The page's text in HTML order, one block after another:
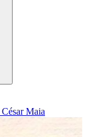
César Maia